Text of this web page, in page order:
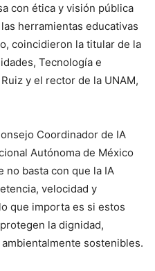
con ética y visión pública
herramientas educativas
coincidieron la titular de la
Tecnología e
y el rector de la UNAM,
Coordinador de IA
Autónoma de México
no basta con que la IA
velocidad y
que importa es si estos
la dignidad,
sostenibles.